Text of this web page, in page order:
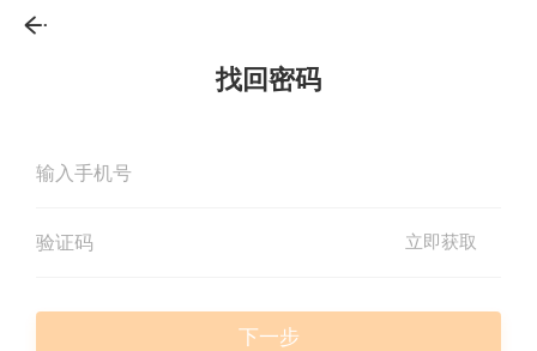
找回密码
立即获取
下一步